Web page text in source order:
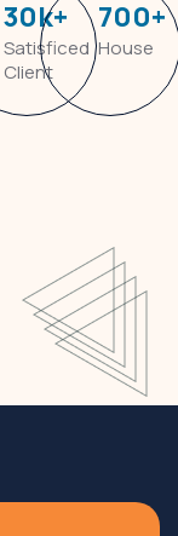
30k+
Satisficed
Client
700+
House